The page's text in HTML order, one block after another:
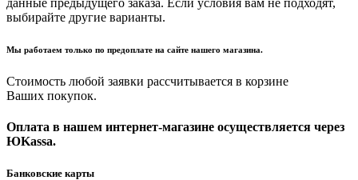
данные предыдущего заказа. Если условия вам не подходят,
выбирайте другие варианты.
Мы работаем только по предоплате на сайте нашего магазина.
Стоимость любой заявки рассчитывается в корзине
Ваших покупок.
Оплата в нашем интернет-магазине осуществляется через
ЮKassa.
Банковские карты